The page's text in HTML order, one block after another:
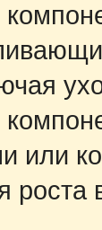
или
роста